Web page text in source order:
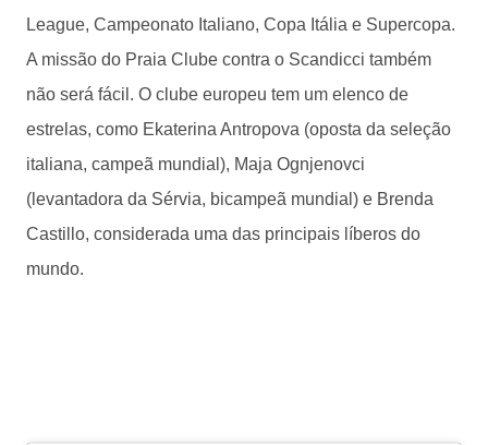
League, Campeonato Italiano, Copa Itália e Supercopa.
A missão do Praia Clube contra o Scandicci também
não será fácil. O clube europeu tem um elenco de
estrelas, como Ekaterina Antropova (oposta da seleção
italiana, campeã mundial), Maja Ognjenovci
(levantadora da Sérvia, bicampeã mundial) e Brenda
Castillo, considerada uma das principais líberos do
mundo.